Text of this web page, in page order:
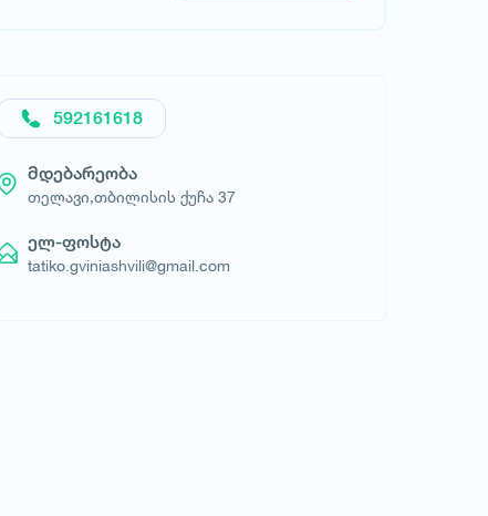
მოითხოვე სასტუმრო
592161618
მდებარეობა
თელავი,თბილისის ქუჩა 37
ელ-ფოსტა
tatiko.gviniashvili@gmail.com